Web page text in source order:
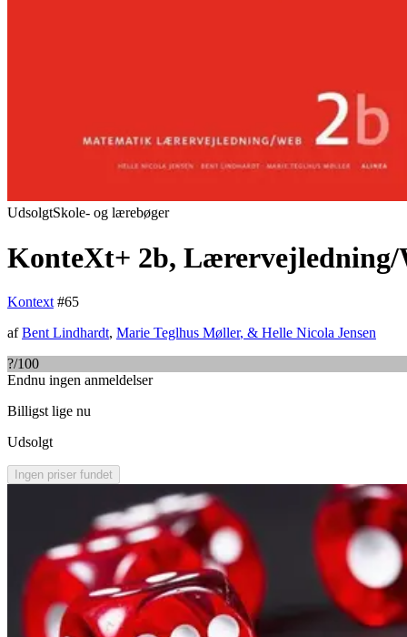
UdsolgtSkole- og lærebøger
KonteXt+ 2b, Lærervejledning/
Kontext #65
afBent Lindhardt, Marie Teglhus Møller, & Helle Nicola Jensen
?/100
Endnu ingen anmeldelser
Billigst lige nu
Udsolgt
Ingen priser fundet